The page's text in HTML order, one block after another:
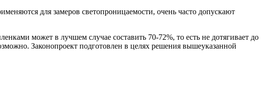
для замеров светопроницаемости, очень часто допускают
может в лучшем случае составить 70-72%, то есть не дотягивает до
Законопроект подготовлен в целях решения вышеуказанной